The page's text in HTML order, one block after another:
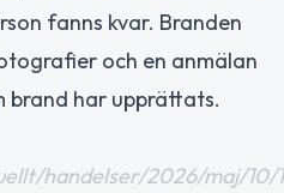
fanns kvar. Branden
och en anmälan
brand har upprättats.
handelser/2026/maj/10/